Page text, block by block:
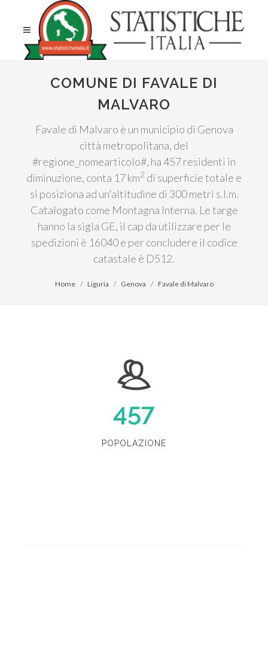
COMUNE DI FAVALE DI
MALVARO
Favale di Malvaro è un municipio di Genova
città metropolitana, del
#regione_nomearticolo#, ha 457 residenti in
diminuzione, conta 17 km2 di superficie totale e
si posiziona ad un'altitudine di 300 metri s.l.m.
Catalogato come Montagna Interna. Le targe
hanno la sigla GE, il cap da utilizzare per le
spedizioni è 16040 e per concludere il codice
catastale è D512.
Home Liguria Genova Favale di Malvaro
457
POPOLAZIONE